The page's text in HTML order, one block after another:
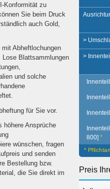
Konformität zu
Sie beim Druck
auch Gold,
Abheftlochungen
Lose Blattsammlungen
und solche
für Sie vor.
höhere Ansprüche
wünschen, fragen
und senden
Bestellung bzw.
die Sie direkt im
>
>
800] *
*
Preis